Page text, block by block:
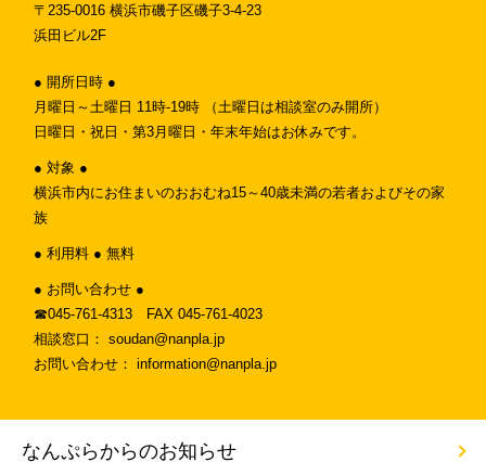
〒235-0016 横浜市磯子区磯子3-4-23
浜田ビル2F
● 開所日時 ●
月曜日～土曜日 11時-19時 （土曜日は相談室のみ開所）
日曜日・祝日・第3月曜日・年末年始はお休みです。
● 対象 ●
横浜市内にお住まいのおおむね15～40歳未満の若者およびその家
族
● 利用料 ● 無料
● お問い合わせ ●
☎︎045-761-4313 FAX 045-761-4023
相談窓口： soudan@nanpla.jp
お問い合わせ： information@nanpla.jp
なんぷらからのお知らせ